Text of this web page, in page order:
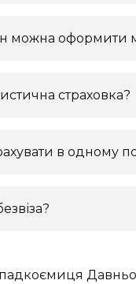
можна оформити
страховка?
в одному